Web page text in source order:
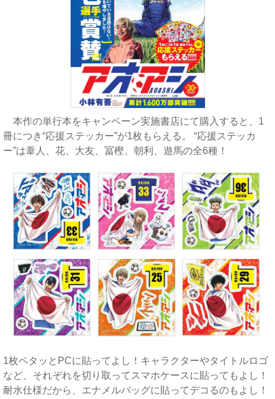
本作の単行本をキャンペーン実施書店にて購入すると、1
冊につき“応援ステッカー”が1枚もらえる。 “応援ステッカ
ー”は葦人、花、大友、冨樫、朝利、遊馬の全6種！
1枚ペタッとPCに貼ってよし！キャラクターやタイトルロゴ
など、それぞれを切り取ってスマホケースに貼ってもよし！
耐水仕様だから、エナメルバッグに貼ってデコるのもよし！